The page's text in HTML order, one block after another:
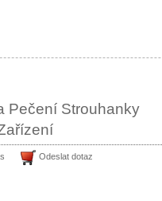
Pečení Strouhanky
Odeslat dotaz